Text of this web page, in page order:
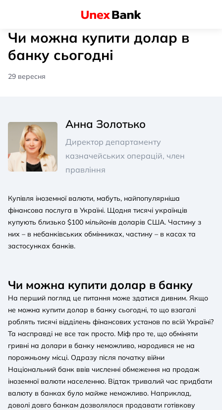
Чи можна купити долар в
банку сьогодні
29 вересня
Анна Золотько
Директор департаменту
казначейських операцій, член
правління
Купівля іноземної валюти, мабуть, найпопулярніша
фінансова послуга в Україні. Щодня тисячі українців
купують близько $100 мільйонів доларів США. Частину з
них – в небанківських обмінниках, частину – в касах та
застосунках банків.
Чи можна купити долар в банку
На перший погляд це питання може здатися дивним. Якщо
не можна купити долар в банку сьогодні, то що взагалі
роблять тисячі відділень фінансових установ по всій Україні?
Та насправді не все так просто. Міф про те, що обміняти
гривні на долари в банку неможливо, народився не на
порожньому місці. Одразу після початку війни
Національний банк ввів численні обмеження на продаж
іноземної валюти населенню. Відтак тривалий час придбати
валюту в банках було майже неможливо. Наприклад,
доволі довго банкам дозволялося продавати готівкову